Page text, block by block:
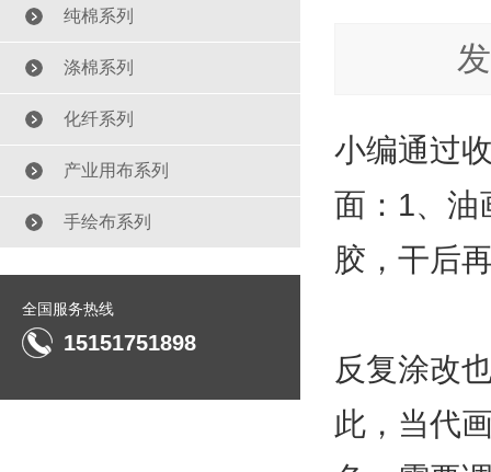
纯棉系列
涤棉系列
化纤系列
产业用布系列
手绘布系列
全国服务热线
15151751898
小编通过
面：1、油
胶，干后
反复涂改
此，当代